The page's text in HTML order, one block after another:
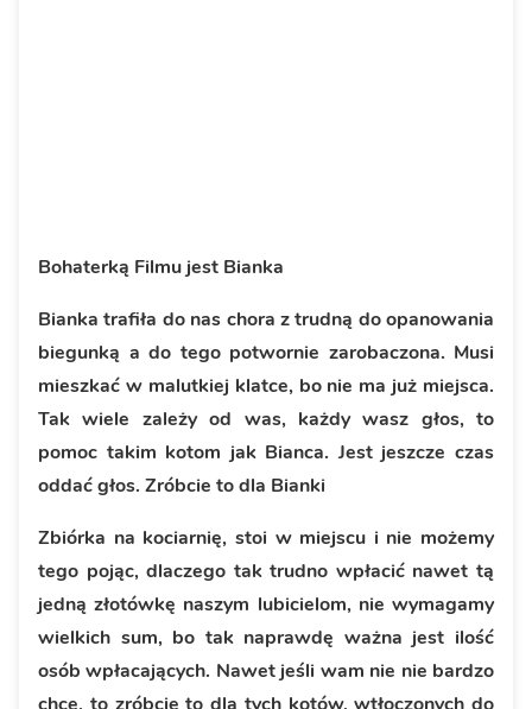
Bohaterką Filmu jest Bianka
Bianka trafiła do nas chora z trudną do opanowania
biegunką a do tego potwornie zarobaczona. Musi
mieszkać w malutkiej klatce, bo nie ma już miejsca.
Tak wiele zależy od was, każdy wasz głos, to
pomoc takim kotom jak Bianca. Jest jeszcze czas
oddać głos. Zróbcie to dla Bianki
Zbiórka na kociarnię, stoi w miejscu i nie możemy
tego pojąc, dlaczego tak trudno wpłacić nawet tą
jedną złotówkę naszym lubicielom, nie wymagamy
wielkich sum, bo tak naprawdę ważna jest ilość
osób wpłacających. Nawet jeśli wam nie nie bardzo